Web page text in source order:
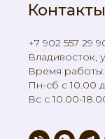
Контакты
+7 902 557 29
Владивосток,
Время работы:
Пн-сб с 10.00
Вс с 10.00-